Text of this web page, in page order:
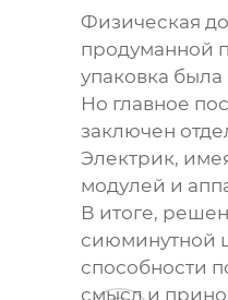
Физическая
продуманной
упаковка
Но главное
заключен
Электрик,
модулей и
В итоге,
сиюминутной
способности
смысл и